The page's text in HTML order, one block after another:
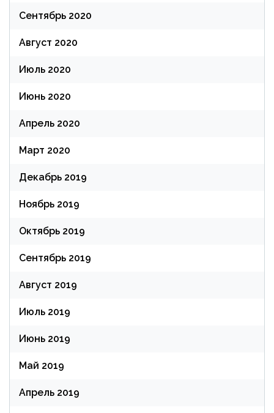
Сентябрь 2020
Август 2020
Июль 2020
Июнь 2020
Апрель 2020
Март 2020
Декабрь 2019
Ноябрь 2019
Октябрь 2019
Сентябрь 2019
Август 2019
Июль 2019
Июнь 2019
Май 2019
Апрель 2019